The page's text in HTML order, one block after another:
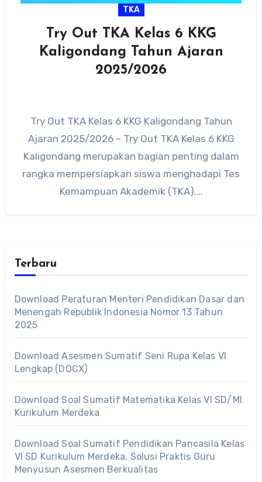
TKA
Try Out TKA Kelas 6 KKG
Kaligondang Tahun Ajaran
2025/2026
Try Out TKA Kelas 6 KKG Kaligondang Tahun
Ajaran 2025/2026 – Try Out TKA Kelas 6 KKG
Kaligondang merupakan bagian penting dalam
rangka mempersiapkan siswa menghadapi Tes
Kemampuan Akademik (TKA).…
Terbaru
Download Peraturan Menteri Pendidikan Dasar dan
Menengah Republik Indonesia Nomor 13 Tahun
2025
Download Asesmen Sumatif Seni Rupa Kelas VI
Lengkap (DOCX)
Download Soal Sumatif Matematika Kelas VI SD/MI
Kurikulum Merdeka
Download Soal Sumatif Pendidikan Pancasila Kelas
VI SD Kurikulum Merdeka, Solusi Praktis Guru
Menyusun Asesmen Berkualitas